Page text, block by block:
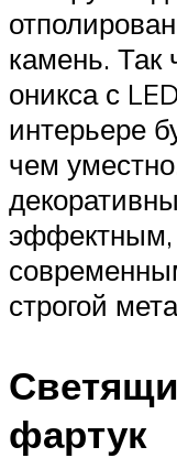
камень. Так
оникса с
интерьере
чем
эффектным,
строгой
фартук